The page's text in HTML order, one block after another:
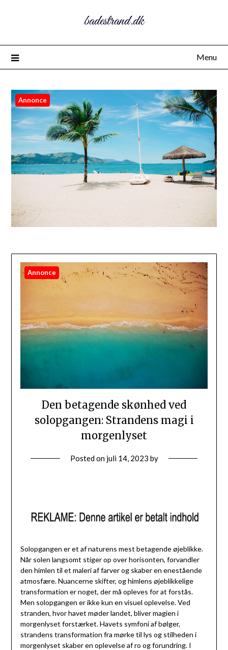
badestrand.dk
Menu
Annonce
Annonce
Den betagende skønhed ved
solopgangen: Strandens magi i
morgenlyset
Posted on juli 14, 2023 by
Solopgangen er et af naturens mest betagende øjeblikke.
Når solen langsomt stiger op over horisonten, forvandler
den himlen til et maleri af farver og skaber en enestående
atmosfære. Nuancerne skifter, og himlens øjeblikkelige
transformation er noget, der må opleves for at forstås.
Men solopgangen er ikke kun en visuel oplevelse. Ved
stranden, hvor havet møder landet, bliver magien i
morgenlyset forstærket. Havets symfoni af bølger,
strandens transformation fra mørke til lys og stilheden i
morgenlyset skaber en oplevelse af ro og forundring. I